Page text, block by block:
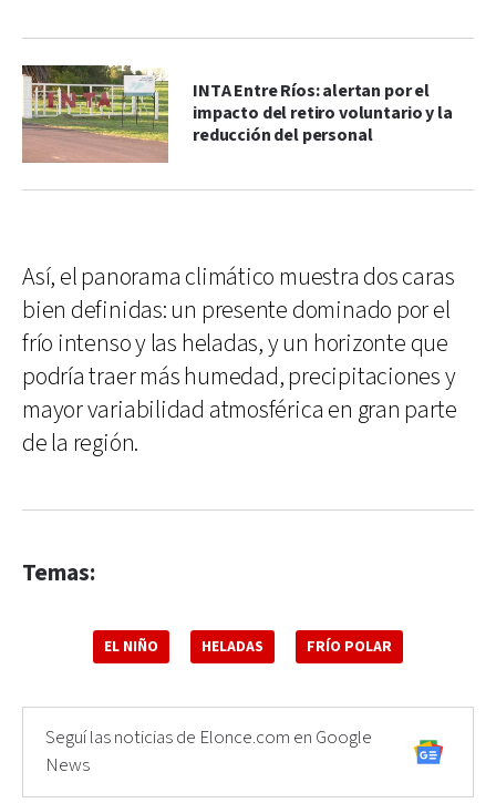
INTA Entre Ríos: alertan por el
impacto del retiro voluntario y la
reducción del personal
Así, el panorama climático muestra dos caras
bien definidas: un presente dominado por el
frío intenso y las heladas, y un horizonte que
podría traer más humedad, precipitaciones y
mayor variabilidad atmosférica en gran parte
de la región.
Temas:
EL NIÑO HELADAS FRÍO POLAR
Seguí las noticias de Elonce.com en Google
News